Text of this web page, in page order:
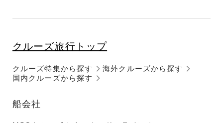
クルーズ旅行トップ
クルーズ特集から探す
国内クルーズから探す
海外クルーズから探す
船会社